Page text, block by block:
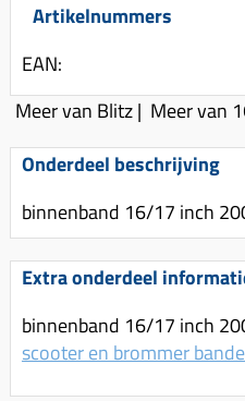
Powerfilter
Schakel (delen)
Sproeiers
Uitlaten compleet
Uitlaat (delen)
Radiateur (delen)
Waterpomp (delen)
V-snaren
Remblokken
Rem (delen)
Remgrepen en
Remsegmenten
Remklauw (delen)
Voorrem kabel
Stickers
Stuurslot
Regenkleding
Rugsteun
Voordragers
Windschermen
Zadel
Artikelnummers
EAN:
Meer van Blitz| Meer van
Onderdeel beschrijving
binnenband 16/17 inch
Extra onderdeel
binnenband 16/17 inch
scooter en brommer